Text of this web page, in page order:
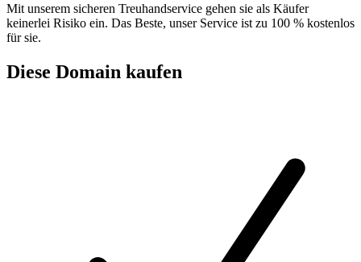
Mit unserem sicheren Treuhandservice gehen sie als Käufer
keinerlei Risiko ein. Das Beste, unser Service ist zu 100 % kostenlos
für sie.
Diese Domain kaufen